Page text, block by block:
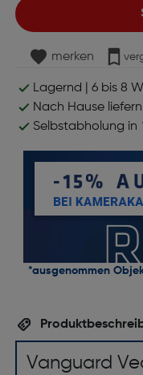
merken
Lagernd | 6 bis 8
Nach Hause liefern
Selbstabholung in
*ausgenommen
Vanguard